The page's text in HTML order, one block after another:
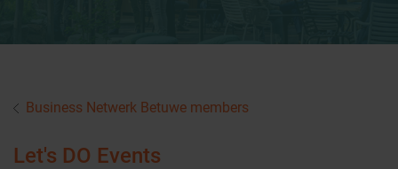
Business Netwerk Betuwe members
Let's DO Events